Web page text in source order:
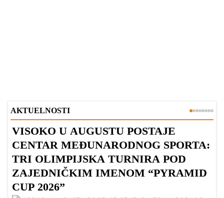
AKTUELNOSTI
VISOKO U AUGUSTU POSTAJE
CENTAR MEĐUNARODNOG SPORTA:
TRI OLIMPIJSKA TURNIRA POD
ZAJEDNIČKIM IMENOM “PYRAMID
CUP 2026”